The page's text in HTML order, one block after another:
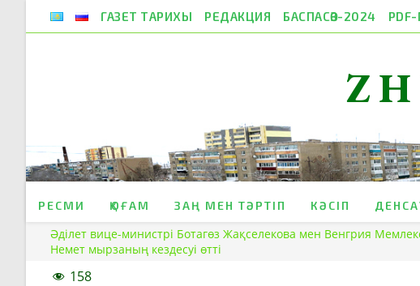
ГАЗЕТ ТАРИХЫ РЕДАКЦИЯ БАСПАСӨЗ-2024
РЕСМИ ҚОҒАМ ЗАҢ МЕН ТӘРТІП КӘСІП
Әділет вице-министрі Ботагөз Жақселекова мен Венгрия
Немет мырзаның кездесуі өтті
158